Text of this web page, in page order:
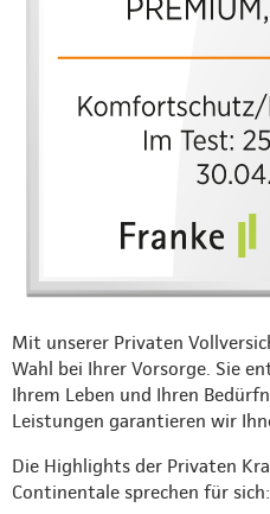
Mit unserer Privaten
Wahl bei Ihrer Vorsorge. Sie
Ihrem Leben und Ihren
Leistungen garantieren wir
Die Highlights der Privaten
Continentale sprechen für sich: